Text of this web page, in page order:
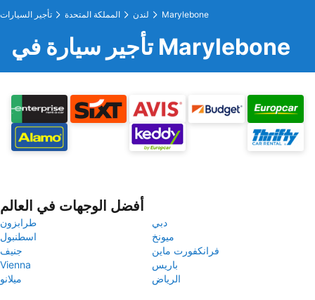
تأجير السيارات المملكة المتحدة لندن Marylebone
تأجير سيارة في Marylebone
أفضل الوجهات في العالم
طرابزون
دبي
اسطنبول
ميونخ
جنيف
فرانكفورت ماين
Vienna
باريس
ميلانو
الرياض